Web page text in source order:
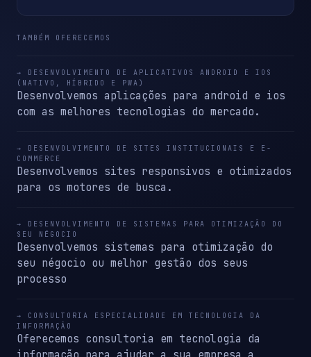
TAMBÉM OFERECEMOS
→ DESENVOLVIMENTO DE APLICATIVOS ANDROID E IOS
(NATIVO, HÍBRIDO E PWA)
Desenvolvemos aplicações para android e ios
com as melhores tecnologias do mercado.
→ DESENVOLVIMENTO DE SITES INSTITUCIONAIS E E-
COMMERCE
Desenvolvemos sites responsivos e otimizados
para os motores de busca.
→ DESENVOLVIMENTO DE SISTEMAS PARA OTIMIZAÇÃO DO
SEU NÉGOCIO
Desenvolvemos sistemas para otimização do
seu négocio ou melhor gestão dos seus
processo
→ CONSULTORIA ESPECIALIDADE EM TECNOLOGIA DA
INFORMAÇÃO
Oferecemos consultoria em tecnologia da